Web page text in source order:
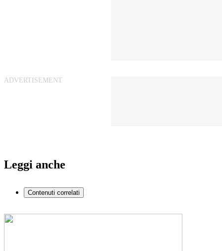
Leggi anche
Contenuti correlati